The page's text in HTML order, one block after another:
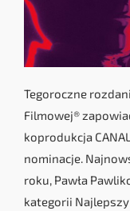
Tegoroczne
Filmowej®
koprodukcja
nominacje.
roku, Pawła
kategorii